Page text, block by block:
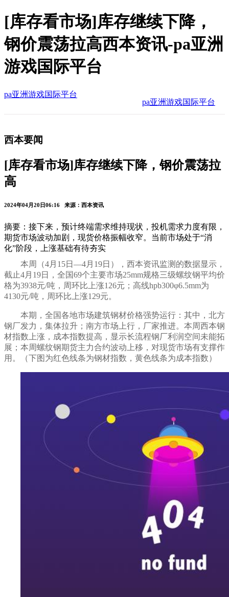
[库存看市场]库存继续下降，
钢价震荡拉高西本资讯-pa亚洲
游戏国际平台
pa亚洲游戏国际平台
pa亚洲游戏国际平台
西本要闻
[库存看市场]库存继续下降，钢价震荡拉
高
2024年04月20日06:16 来源：西本资讯
摘要：接下来，预计终端需求维持现状，投机需求力度有限，
期货市场波动加剧，现货价格振幅收窄。当前市场处于“消
化”阶段，上涨基础有待夯实
本周（4月 15日—4月 19日），西本资讯监测的数据显示，
截止4月 19日，全国69个主要市场25mm规格三级螺纹钢平均价
格为3938元/吨， 周环比上涨126元；高线hpb300φ6.5mm为
4130元/吨，周环比上涨129元。
本期，全国各地市场建筑钢材价格强势运行 ：其中，北方
钢厂发力 ， 集体拉升 ；南方市场上行 ， 厂家推进。本周西本钢
材指数上涨 ，成本指数提高， 显示长流程钢厂利润空间未能拓
展 ；本周螺纹钢期货主力合约波动上移 ，对现货市场有支撑作
用 。（下图为红色线条为钢材指数，黄色线条为成本指数）